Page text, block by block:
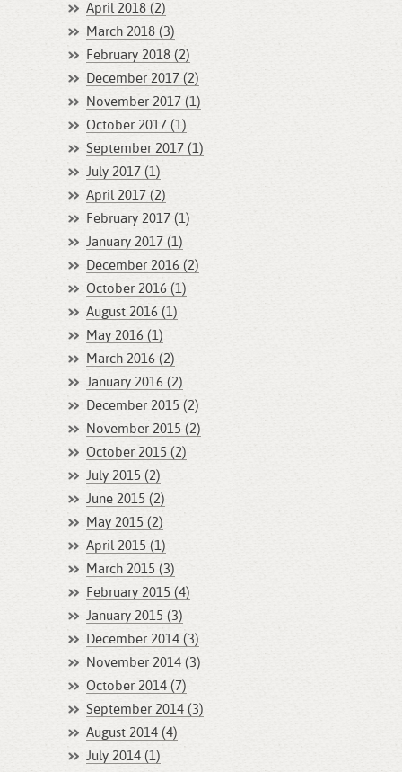
April 2018 (2)
March 2018 (3)
February 2018 (2)
December 2017 (2)
November 2017 (1)
October 2017 (1)
September 2017 (1)
July 2017 (1)
April 2017 (2)
February 2017 (1)
January 2017 (1)
December 2016 (2)
October 2016 (1)
August 2016 (1)
May 2016 (1)
March 2016 (2)
January 2016 (2)
December 2015 (2)
November 2015 (2)
October 2015 (2)
July 2015 (2)
June 2015 (2)
May 2015 (2)
April 2015 (1)
March 2015 (3)
February 2015 (4)
January 2015 (3)
December 2014 (3)
November 2014 (3)
October 2014 (7)
September 2014 (3)
August 2014 (4)
July 2014 (1)